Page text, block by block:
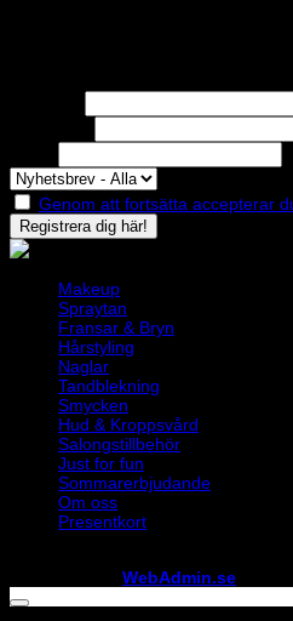
Genom att fortsätta accepterar
Makeup
Spraytan
Fransar & Bryn
Hårstyling
Naglar
Tandblekning
Smycken
Hud & Kroppsvård
Salongstillbehör
Just for fun
Sommarerbjudande
Om oss
Presentkort
WebAdmin.se